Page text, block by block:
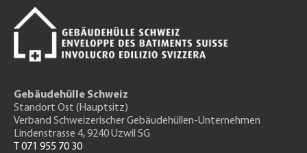
Gebäudehülle Schweiz
Standort Ost (Hauptsitz)
Verband Schweizerischer Gebäudehüllen-Unternehmen
Lindenstrasse 4, 9240 Uzwil SG
T 071 955 70 30